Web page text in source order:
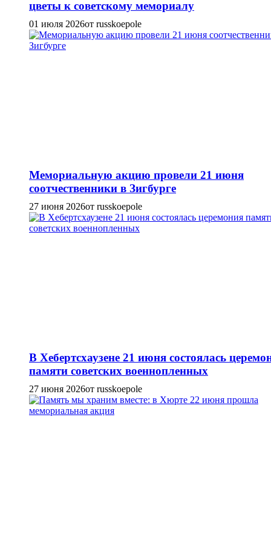
цветы к советскому мемориалу
01 июля 2026от russkoepole
Мемориальную акцию провели 21 июня
соотчественники в Зигбурге
27 июня 2026от russkoepole
В Хебертсхаузене 21 июня состоялась
памяти советских военнопленных
27 июня 2026от russkoepole